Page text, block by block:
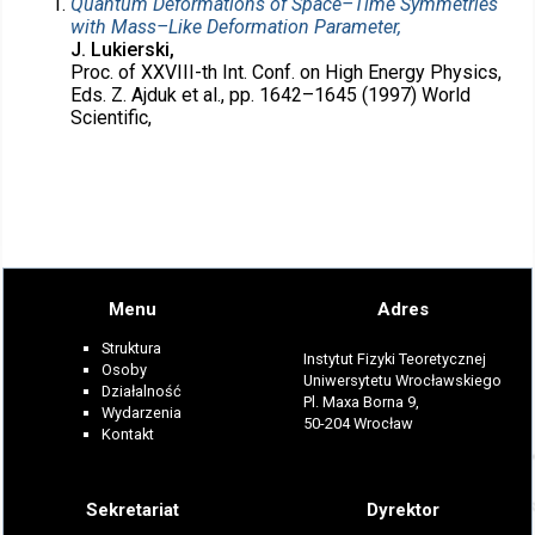
with Mass–Like Deformation Parameter,
J. Lukierski,
Proc. of XXVIII-th Int. Conf. on High Energy Physics,
Eds. Z. Ajduk et al., pp. 1642–1645 (1997) World
Scientific,
Menu
Struktura
Osoby
Działalność
Wydarzenia
Kontakt
Adres
Instytut Fizyki Teoretycznej
Uniwersytetu Wrocławskiego
Pl. Maxa Borna 9,
50-204 Wrocław
Sekretariat Dyrektor